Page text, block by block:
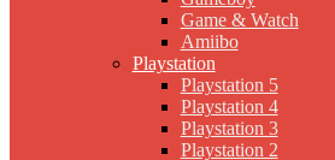
Game & Watch
Amiibo
Playstation
Playstation 5
Playstation 4
Playstation 3
Playstation 2